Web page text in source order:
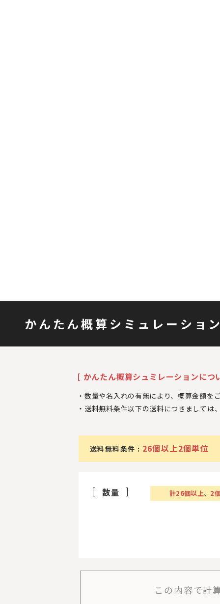
かんたん概算シミュレーショ
[ かんたん概算シュミレーションにつ
数量や名入れの有無により、概算金額を
送料無料条件以下の送料につきましては
送料無料条件 : 26個以上2個単位
数量 計26個以上、 2
この内容で計